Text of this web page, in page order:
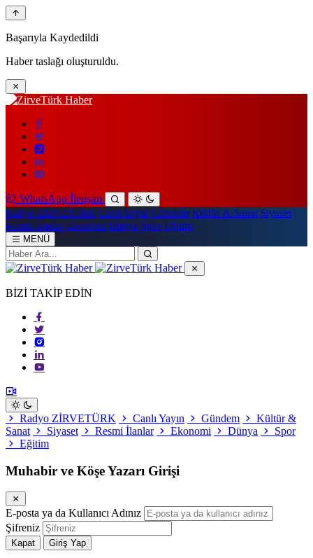
Başarıyla Kaydedildi
Haber taslağı oluşturuldu.
WhatsApp İletişim
Radyo ZİRVETÜRK Canlı Yayın Gündem Kültür & Sanat Siyaset
Resmi İlanlar Ekonomi Dünya Spor Eğitim
MENÜ
BİZİ TAKİP EDİN
Radyo ZİRVETÜRK Canlı Yayın Gündem
Kültür &
Sanat
Siyaset Resmi İlanlar Ekonomi Dünya
Spor
Eğitim
Muhabir ve Köşe Yazarı Girişi
E-posta ya da Kullanıcı Adınız
Şifreniz
Kapat Giriş Yap